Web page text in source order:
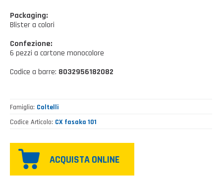
Giardinaggio e Ferramenta
Gazebo
CATALOGHI
Packaging:
Blister a colori
Confezione:
6 pezzi a cartone monocolore
Codice a barre: 8032956182082
Famiglia Coltelli
Codice Articolo CX fasaka 101
ACQUISTA ONLINE